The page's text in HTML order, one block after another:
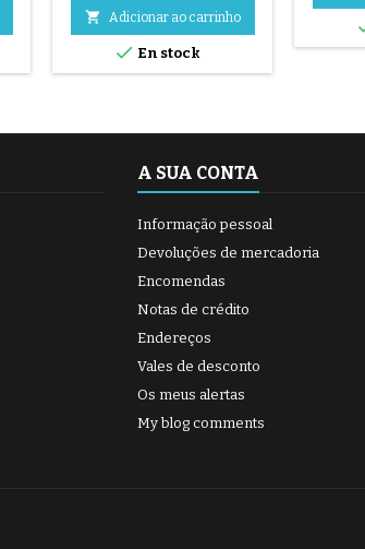
 Adicionar ao carrinho
 En stock
limpar e
A SUA CONTA
Informação pessoal
Devoluções de mercadoria
Encomendas
Notas de crédito
Endereços
Vales de desconto
Os meus alertas
My blog comments